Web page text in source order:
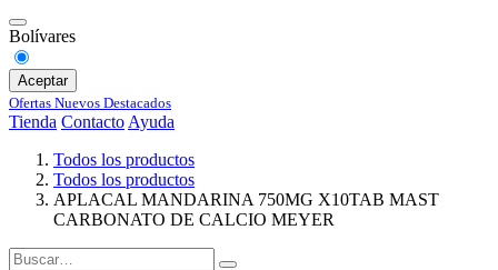
Bolívares
Aceptar
Ofertas Nuevos Destacados
Tienda Contacto Ayuda
Todos los productos
Todos los productos
APLACAL MANDARINA 750MG X10TAB MAST
CARBONATO DE CALCIO MEYER